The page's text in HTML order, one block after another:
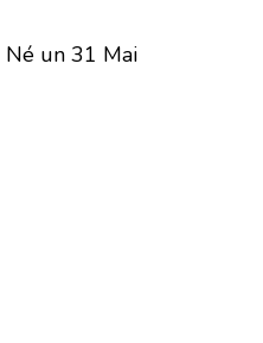
Né un 31 Mai